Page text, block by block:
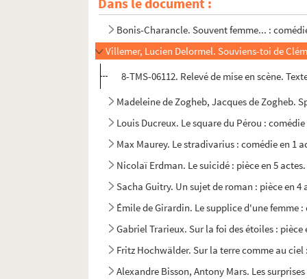
Lambert Thiboust, Alfred Delacour. Les
Bonis-Charancle. Souvent femme... :
Villemer, Lucien Delormel. Souviens-toi de
8-TMS-06112. Relevé de mise en scène.
Madeleine de Zogheb, Jacques de Zogheb.
Louis Ducreux. Le square du Pérou : comédie
Max Maurey. Le stradivarius : comédie en 1
Nicolaï Erdman. Le suicidé : pièce en 5
Sacha Guitry. Un sujet de roman : pièce en 4
Émile de Girardin. Le supplice d'une femme :
Gabriel Trarieux. Sur la foi des étoiles : pièce
Fritz Hochwälder. Sur la terre comme au ciel
Alexandre Bisson, Antony Mars. Les